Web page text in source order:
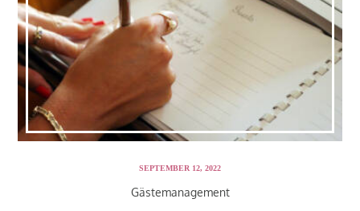
SEPTEMBER 12, 2022
Gästemanagement